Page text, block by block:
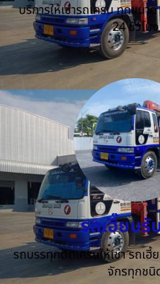
บริการให้เช่ารถเครน ทุกขนา
24 ชั่วโมง
รถเฮี๊ยบรั
รถบรรทุกติดเครนให้เช่า รถเฮี้
จักรทุกชนิ